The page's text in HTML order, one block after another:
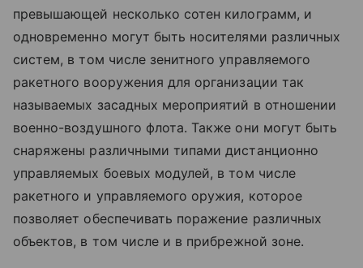
превышающей несколько сотен килограмм, и
одновременно могут быть носителями различных
систем, в том числе зенитного управляемого
ракетного вооружения для организации так
называемых засадных мероприятий в отношении
военно-воздушного флота. Также они могут быть
снаряжены различными типами дистанционно
управляемых боевых модулей, в том числе
ракетного и управляемого оружия, которое
позволяет обеспечивать поражение различных
объектов, в том числе и в прибрежной зоне.